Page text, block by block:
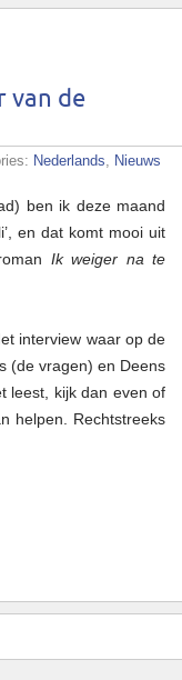
van de
Nederlands Nieuws
ben ik deze maand
en dat komt mooi uit
Ik weiger na te
interview waar op de
(de vragen) en Deens
leest, kijk dan even of
helpen. Rechtstreeks